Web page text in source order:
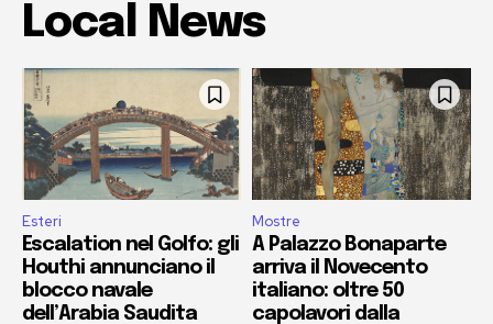
Local News
Esteri
Escalation nel Golfo: gli
Houthi annunciano il
blocco navale
dell’Arabia Saudita
Mostre
A Palazzo Bonaparte
arriva il Novecento
italiano: oltre 50
capolavori dalla